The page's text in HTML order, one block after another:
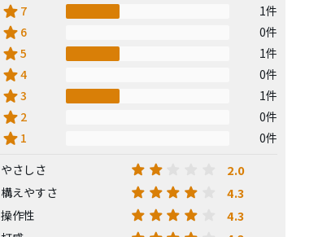
star 7 1件
star 6 0件
star5 1件
star4 0件
star3 1件
star 2 0件
star 1
0件
やさしさ 2.0
構えやすさ 4.3
操作性 4.3